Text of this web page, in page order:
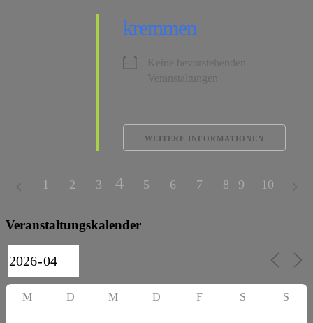
kremmen
WEITERE INFORMATIONEN
1 2 3 4 5 6 7 8 9 10
Veranstaltungskalender
M D M D F S S